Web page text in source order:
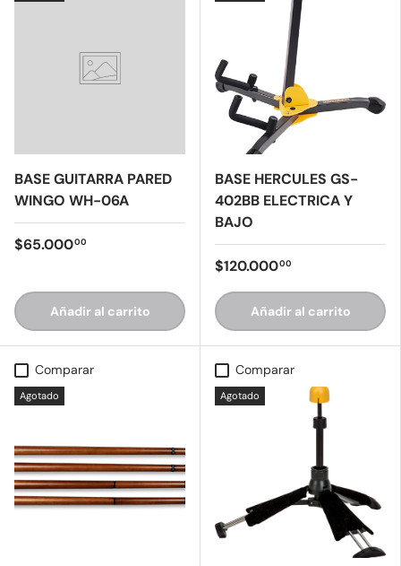
BASE GUITARRA PARED
WINGO WH-06A
$65.00000
Añadir al carrito
BASE HERCULES GS-
402BB ELECTRICA Y
BAJO
$120.00000
Añadir al carrito
Comparar
Agotado
Comparar
Agotado